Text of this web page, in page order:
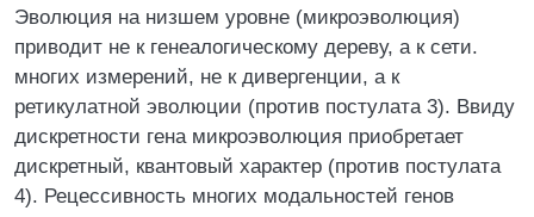
Эволюция на низшем уровне (микроэволюция)
приводит не к генеалогическому дереву, а к сети.
многих измерений, не к дивергенции, а к
ретикулатной эволюции (против постулата 3). Ввиду
дискретности гена микроэволюция приобретает
дискретный, квантовый характер (против постулата
4). Рецессивность многих модальностей генов